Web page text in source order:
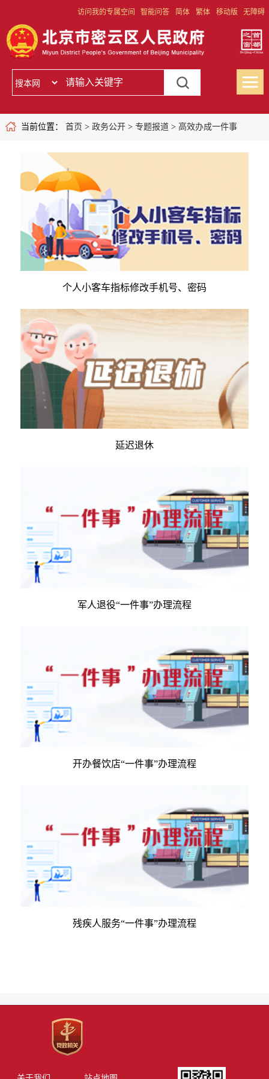
访问我的专属空间 智能问答 简体 繁体 移动版 无障碍
当前位置： 首页 > 政务公开> 专题报道> 高效办成一件事
个人小客车指标修改手机号、密码
延迟退休
军人退役“一件事”办理流程
开办餐饮店“一件事”办理流程
残疾人服务“一件事”办理流程